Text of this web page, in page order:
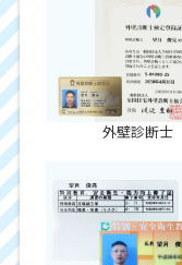
外壁診断士